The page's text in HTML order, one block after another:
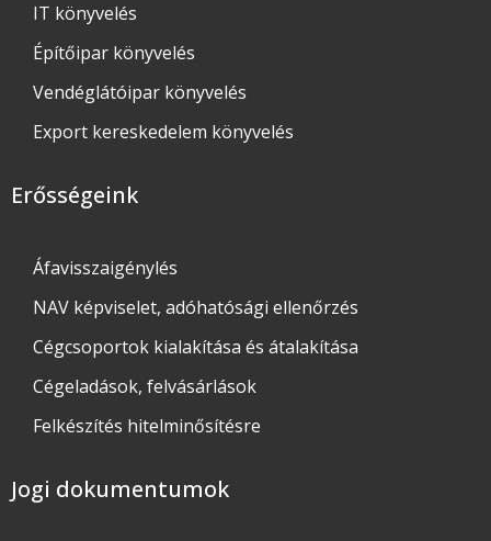
IT könyvelés
Építőipar könyvelés
Vendéglátóipar könyvelés
Export kereskedelem könyvelés
Erősségeink
Áfavisszaigénylés
NAV képviselet, adóhatósági ellenőrzés
Cégcsoportok kialakítása és átalakítása
Cégeladások, felvásárlások
Felkészítés hitelminősítésre
Jogi dokumentumok